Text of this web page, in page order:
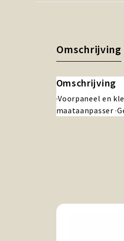
Omschrijving
Omschrijving
·Voorpaneel en
maataanpasser